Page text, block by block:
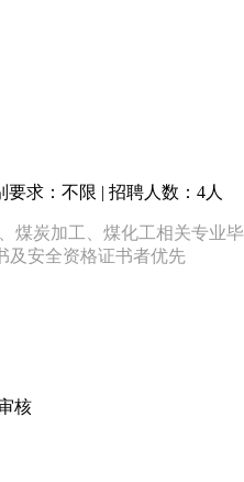
求：不限 | 招聘人数：4人
煤炭加工、煤化工相关专业
及安全资格证书者优先